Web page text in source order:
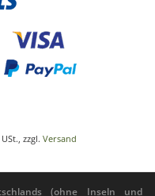
zzgl. Versand
(ohne Inseln und